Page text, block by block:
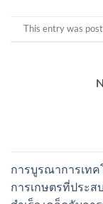
This entry was
การบูรณาการเทค
การเกษตรที่ประส